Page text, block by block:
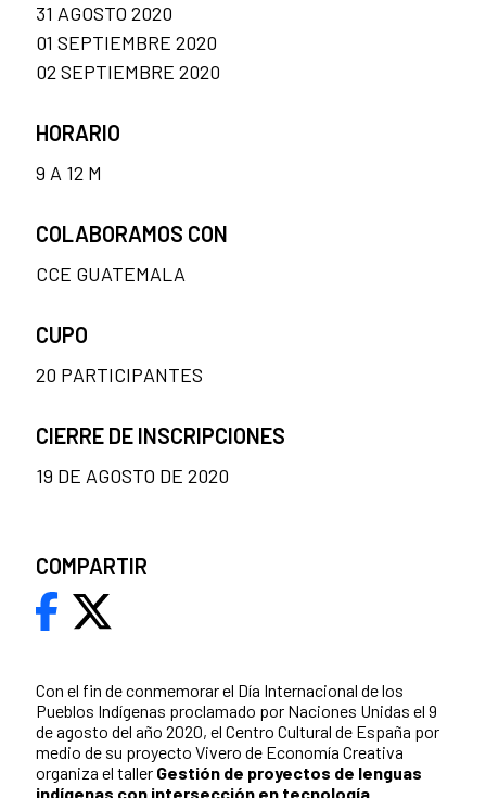
Con el fin de conmemorar el Día Internacional de los
Pueblos Indígenas proclamado por Naciones Unidas el 9
de agosto del año 2020, el Centro Cultural de España por
medio de su proyecto Vivero de Economía Creativa
organiza el taller Gestión de proyectos de lenguas
indígenas con intersección en tecnología.
31 AGOSTO 2020
01 SEPTIEMBRE 2020
02 SEPTIEMBRE 2020
HORARIO
9 A 12 M
COLABORAMOS CON
CCE GUATEMALA
CUPO
20 PARTICIPANTES
CIERRE DE INSCRIPCIONES
19 DE AGOSTO DE 2020
COMPARTIR